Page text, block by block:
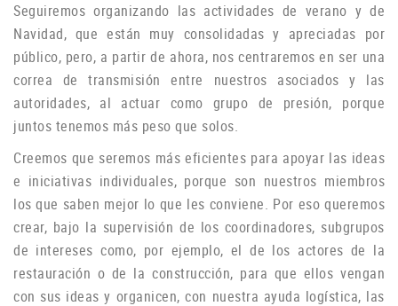
Seguiremos organizando las actividades de verano y de
Navidad, que están muy consolidadas y apreciadas por
público, pero, a partir de ahora, nos centraremos en ser una
correa de transmisión entre nuestros asociados y las
autoridades, al actuar como grupo de presión, porque
juntos tenemos más peso que solos.
Creemos que seremos más eficientes para apoyar las ideas
e iniciativas individuales, porque son nuestros miembros
los que saben mejor lo que les conviene. Por eso queremos
crear, bajo la supervisión de los coordinadores, subgrupos
de intereses como, por ejemplo, el de los actores de la
restauración o de la construcción, para que ellos vengan
con sus ideas y organicen, con nuestra ayuda logística, las